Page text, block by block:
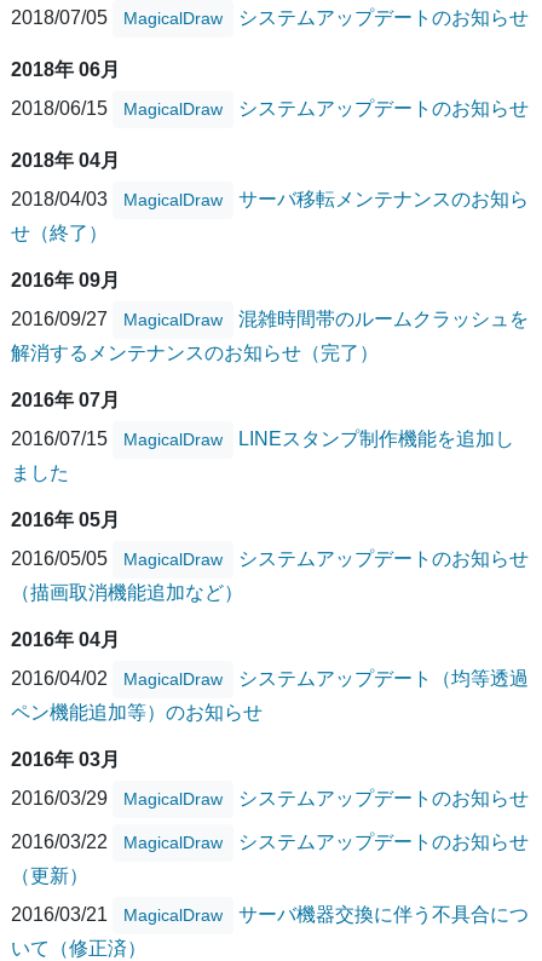
2018/07/05
MagicalDraw システムアップデートのお知らせ
2018年 06月
2018/06/15
MagicalDraw システムアップデートのお知らせ
2018年 04月
2018/04/03
MagicalDraw
サーバ移転メンテナンスのお知ら
せ（終了）
2016年 09月
2016/09/27
MagicalDraw
混雑時間帯のルームクラッシュを
解消するメンテナンスのお知らせ（完了）
2016年 07月
2016/07/15
MagicalDraw
LINEスタンプ制作機能を追加し
ました
2016年 05月
2016/05/05
MagicalDraw
システムアップデートのお知らせ
（描画取消機能追加など）
2016年 04月
2016/04/02
MagicalDraw
システムアップデート（均等透過
ペン機能追加等）のお知らせ
2016年 03月
2016/03/29
MagicalDraw システムアップデートのお知らせ
2016/03/22 MagicalDraw
システムアップデートのお知らせ
（更新）
2016/03/21
MagicalDraw
サーバ機器交換に伴う不具合につ
いて（修正済）